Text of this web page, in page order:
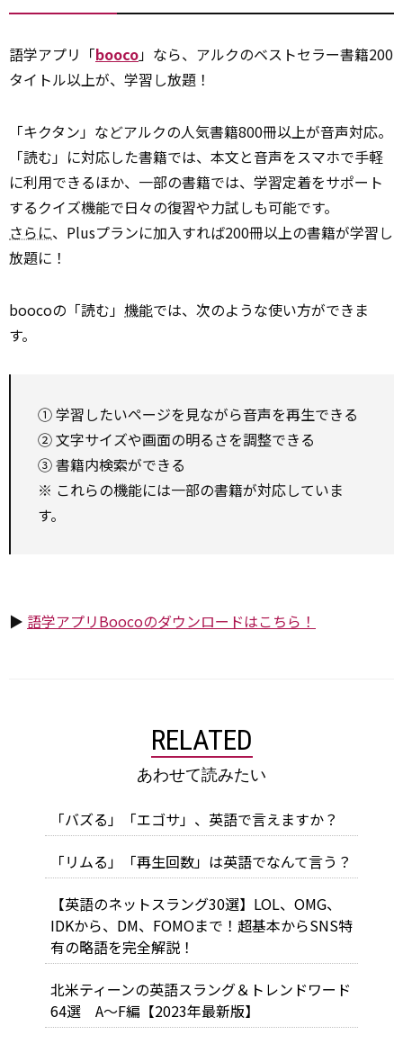
語学アプリ「booco」なら、アルクのベストセラー書籍200
タイトル以上が、学習し放題！
「キクタン」などアルクの人気書籍800冊以上が音声対応。
「読む」に対応した書籍では、本文と音声をスマホで手軽
に利用できるほか、一部の書籍では、学習定着をサポート
するクイズ機能で日々の復習や力試しも可能です。
さらに、Plusプランに加入すれば200冊以上の書籍が学習し
放題に！
boocoの「読む」 機能では、次のような使い方ができま
す。
① 学習したいページを見ながら音声を再生できる
② 文字サイズや画面の明るさを調整できる
③ 書籍内検索ができる
※ これらの機能には一部の書籍が対応していま
す。
▶ 語学アプリBoocoのダウンロードはこちら！
RELATED
あわせて読みたい
「バズる」「エゴサ」、英語で言えますか？
「リムる」「再生回数」は英語でなんて言う？
【英語のネットスラング30選】LOL、OMG、
IDKから、DM、FOMOまで！超基本からSNS特
有の略語を完全解説！
北米ティーンの英語スラング＆トレンドワード
64選 A～F編【2023年最新版】